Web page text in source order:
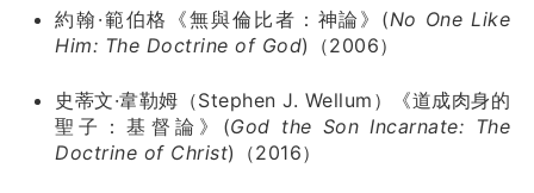
約翰·範伯格《無與倫比者：神論》(No One Like
Him: The Doctrine of God)（2006）
史蒂文·韋勒姆（Stephen J. Wellum）《道成肉身的
聖子：基督論》(God the Son Incarnate: The
Doctrine of Christ)（2016）